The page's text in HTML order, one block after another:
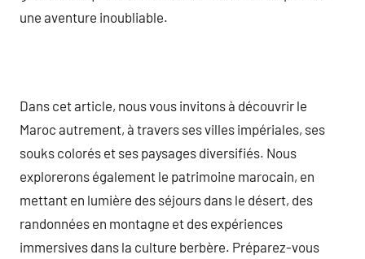
une aventure inoubliable.
Dans cet article, nous vous invitons à découvrir le
Maroc autrement, à travers ses villes impériales, ses
souks colorés et ses paysages diversifiés. Nous
explorerons également le patrimoine marocain, en
mettant en lumière des séjours dans le désert, des
randonnées en montagne et des expériences
immersives dans la culture berbère. Préparez-vous